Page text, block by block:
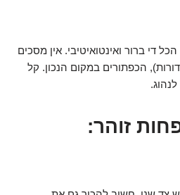
די ברור ואינטואיטיבי. אין מסכים
הכפתורים במקום הנכון. קל
זוהר: